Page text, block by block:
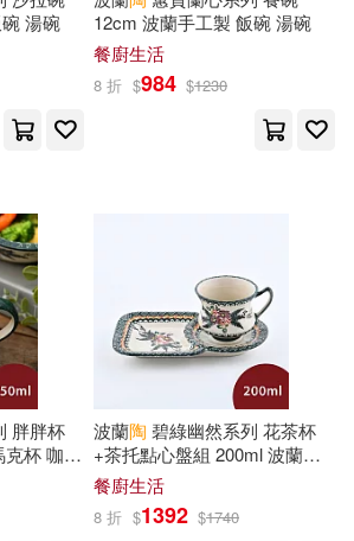
我會修空調(20)
陶恕(20)
技術資格考試命題趨
究組(19)
組(19)
．懷德(19)
出版社(62)
(60)
限公司(60)
出版社(59)
湯碗
12cm 波蘭手工製 飯碗 湯碗
餐廚生活
8 折 $984 $1230
胖胖杯
杯 咖啡
波蘭陶 碧綠幽然系列 花茶杯
+茶托點心盤組 200ml 波蘭手
工製 馬克杯 點心盤
餐廚生活
8 折 $1392 $1740